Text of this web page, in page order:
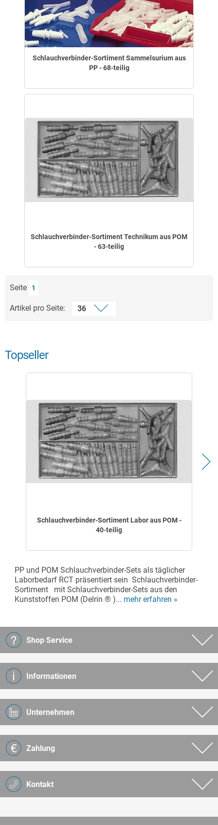
Schlauchverbinder-Sortiment Sammelsurium aus
PP - 68-teilig
Schlauchverbinder-Sortiment Technikum aus POM
- 63-teilig
Seite 1
Artikel pro Seite:
Topseller
Schlauchverbinder-Sortiment Labor aus POM -
40-teilig
PP und POM Schlauchverbinder-Sets als täglicher
Laborbedarf RCT präsentiert sein Schlauchverbinder-
Sortiment mit Schlauchverbinder-Sets aus den
Kunststoffen POM (Delrin ® )... mehr erfahren »
Kontakt
Shop Service
Informationen
Unternehmen
Zahlung